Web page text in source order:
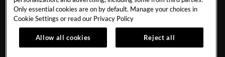
429 หมู่ 9 ถนนเลียบหาดพัทยา
ชลบุรี,
20150
Only essential cookies are on by default. Manage your choices in
Cookie Settings or read our Privacy Policy
Allow all cookies Reject all